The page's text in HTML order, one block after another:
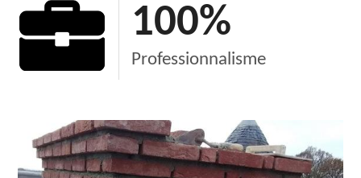
100%
Professionnalisme